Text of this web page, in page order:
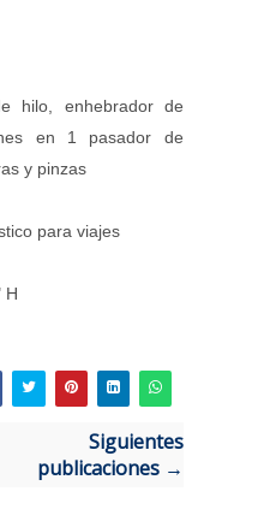
hilo, enhebrador de
en 1 pasador de
y pinzas
para viajes
H
Siguientes
publicaciones →